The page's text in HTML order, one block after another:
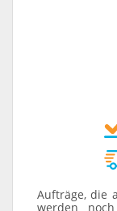
Aufträge, die
werden